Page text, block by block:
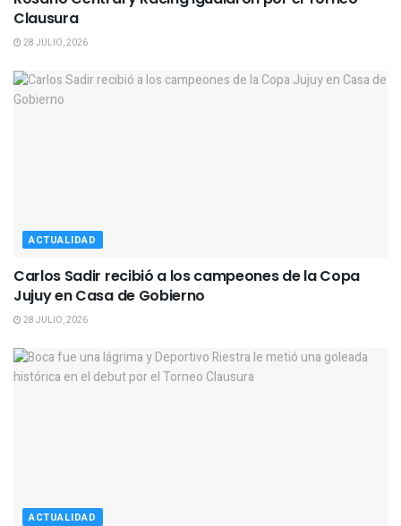
Clausura
28 JULIO, 2026
ACTUALIDAD
Carlos Sadir recibió a los campeones de la Copa
Jujuy en Casa de Gobierno
28 JULIO, 2026
ACTUALIDAD